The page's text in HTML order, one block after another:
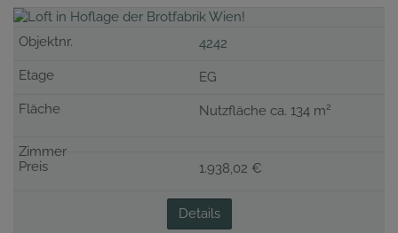
4242
EG
Nutzfläche ca. 134 m2
1.938,02 €
Details